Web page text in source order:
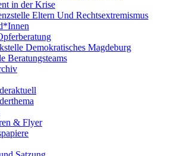
in der Krise
Eltern Und Rechtsextremismus
Demokratisches Magdeburg
Beratungsteams
& Flyer